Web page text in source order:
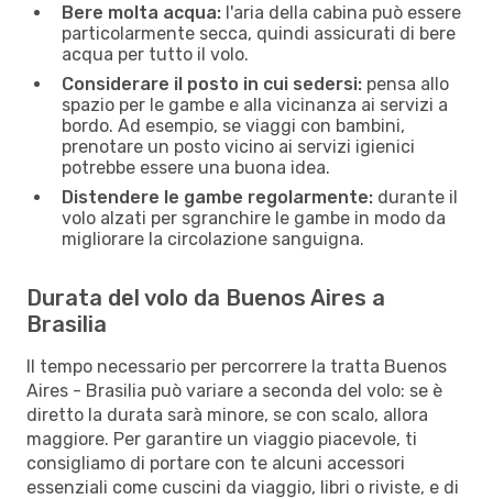
Bere molta acqua: l'aria della cabina può essere
particolarmente secca, quindi assicurati di bere
acqua per tutto il volo.
Considerare il posto in cui sedersi: pensa allo
spazio per le gambe e alla vicinanza ai servizi a
bordo. Ad esempio, se viaggi con bambini,
prenotare un posto vicino ai servizi igienici
potrebbe essere una buona idea.
Distendere le gambe regolarmente: durante il
volo alzati per sgranchire le gambe in modo da
migliorare la circolazione sanguigna.
Durata del volo da Buenos Aires a
Brasilia
Il tempo necessario per percorrere la tratta Buenos
Aires - Brasilia può variare a seconda del volo: se è
diretto la durata sarà minore, se con scalo, allora
maggiore. Per garantire un viaggio piacevole, ti
consigliamo di portare con te alcuni accessori
essenziali come cuscini da viaggio, libri o riviste, e di